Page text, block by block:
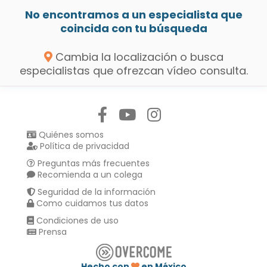
No encontramos a un especialista que
coincida con tu búsqueda
Cambia la localización o busca
especialistas que ofrezcan vídeo consulta.
Quiénes somos
Política de privacidad
Preguntas más frecuentes
Recomienda a un colega
Seguridad de la información
Como cuidamos tus datos
Condiciones de uso
Prensa